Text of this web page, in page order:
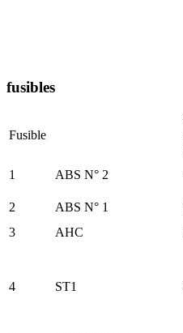
fusibles
Fusible
1 ABS N° 2
2
ABS N° 1
3
AHC
4 ST1